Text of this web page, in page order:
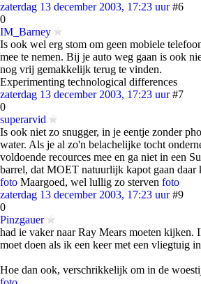
zaterdag 13 december 2003, 17:23 uur #6
0
IM_Barney
Is ook wel erg stom om geen mobiele
mee te nemen. Bij je auto weg gaan is ook
nog vrij gemakkelijk terug te vinden.
Experimenting technological differences
zaterdag 13 december 2003, 17:23 uur #7
0
superarvid
Is ook niet zo snugger, in je eentje zonder
water. Als je al zo'n belachelijke tocht
voldoende recources mee en ga niet in een
barrel, dat MOET natuurlijk kapot gaan daar
foto Maargoed, wel lullig zo sterven foto
zaterdag 13 december 2003, 17:23 uur #9
0
Pinzgauer
had ie vaker naar Ray Mears moeten kijken.
moet doen als ik een keer met een vliegtuig
Hoe dan ook, verschrikkelijk om in de